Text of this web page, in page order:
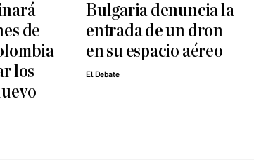
de
los
Bulgaria denuncia la
entrada de un dron
en su espacio aéreo
El Debate